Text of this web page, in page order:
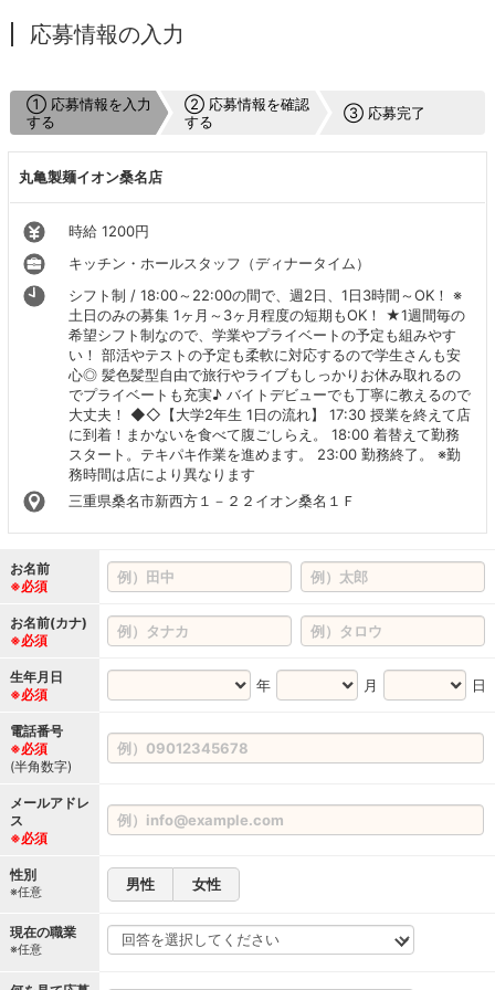
応募情報の入力
① 応募情報を入力
する
② 応募情報を確認
する
③ 応募完了
丸亀製麺イオン桑名店
時給 1200円
キッチン・ホールスタッフ（ディナータイム）
シフト制 / 18:00～22:00の間で、週2日、1日3時間～OK！ ※
土日のみの募集 1ヶ月～3ヶ月程度の短期もOK！ ★1週間毎の
希望シフト制なので、学業やプライベートの予定も組みやす
い！ 部活やテストの予定も柔軟に対応するので学生さんも安
心◎ 髪色髪型自由で旅行やライブもしっかりお休み取れるの
でプライベートも充実♪ バイトデビューでも丁寧に教えるので
大丈夫！ ◆◇【大学2年生 1日の流れ】 17:30 授業を終えて店
に到着！まかないを食べて腹ごしらえ。 18:00 着替えて勤務
スタート。テキパキ作業を進めます。 23:00 勤務終了。 ※勤
務時間は店により異なります
三重県桑名市新西方１－２２イオン桑名１Ｆ
お名前
※必須
お名前(カナ)
※必須
生年月日
※必須
年 月 日
電話番号
※必須
(半角数字)
メールアドレ
ス
※必須
性別
※任意 男性 女性
現在の職業
※任意